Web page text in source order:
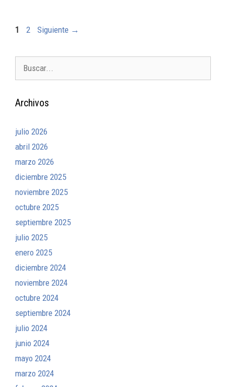
1 2 Siguiente →
Archivos
julio 2026
abril 2026
marzo 2026
diciembre 2025
noviembre 2025
octubre 2025
septiembre 2025
julio 2025
enero 2025
diciembre 2024
noviembre 2024
octubre 2024
septiembre 2024
julio 2024
junio 2024
mayo 2024
marzo 2024